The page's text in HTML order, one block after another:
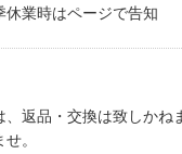
業時はページで告知
返品・交換は致しかね
。